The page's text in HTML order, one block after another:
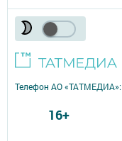
Телефон АО «ТАТМЕДИА»:
16+